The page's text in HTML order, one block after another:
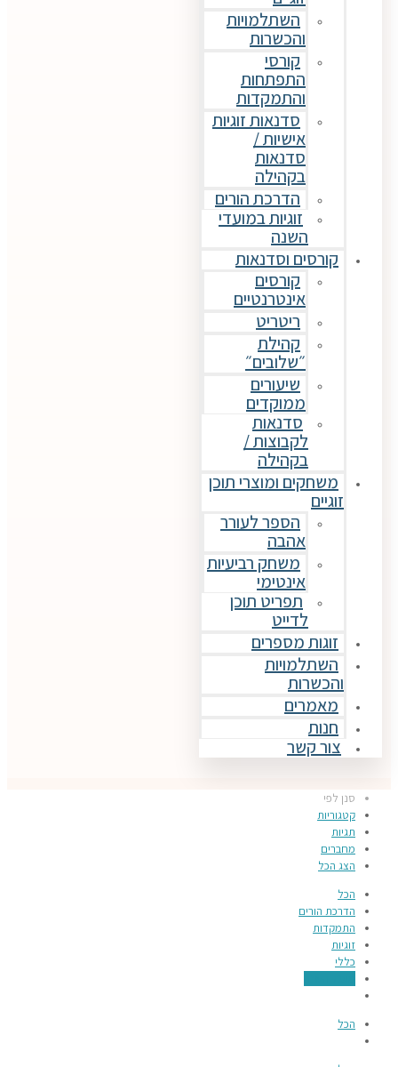
השתלמויות
והכשרות
קורסי
התפתחות
והתמקדות
סדנאות זוגיות
אישיות /
סדנאות
בקהילה
הדרכת הורים
זוגיות במועדי
השנה
קורסים וסדנאות
קורסים
אינטרנטיים
ריטריט
קהילת
״שלובים״
שיעורים
ממוקדים
סדנאות
לקבוצות /
בקהילה
משחקים ומוצרי תוכן
זוגיים
הספר לעורר
אהבה
משחק רביעיות
אינטימי
תפריט תוכן
לדייט
זוגות מספרים
השתלמויות
והכשרות
מאמרים
חנות
צור קשר
סנן לפי
קטגוריות
תגיות
מחברים
הצג הכל
הכל
הדרכת הורים
התמקדות
זוגיות
כללי
הכל